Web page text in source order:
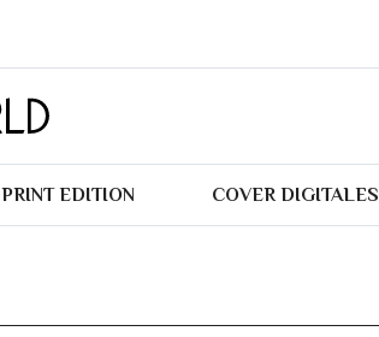
PRINT EDITION COVER DIGITALES